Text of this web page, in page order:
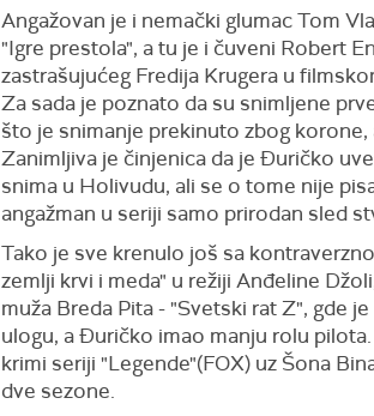
Angažovan je i nemački glumac Tom
"Igre prestola", a tu je i čuveni Robert
zastrašujućeg Fredija Krugera u
Za sada je poznato da su snimljene
što je snimanje prekinuto zbog
Zanimljiva je činjenica da je Đuričko
snima u Holivudu, ali se o tome nije
angažman u seriji samo prirodan sled
Tako je sve krenulo još sa
zemlji krvi i meda" u režiji Anđeline
muža Breda Pita - "Svetski rat Z", gde
ulogu, a Đuričko imao manju rolu
krimi seriji "Legende"(FOX) uz Šona
dve sezone.